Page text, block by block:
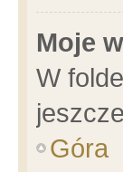
Moje
W
Góra